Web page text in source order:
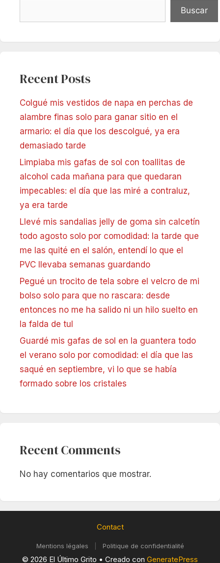
Buscar
Recent Posts
Colgué mis vestidos de napa en perchas de
alambre finas solo para ganar sitio en el
armario: el día que los descolgué, ya era
demasiado tarde
Limpiaba mis gafas de sol con toallitas de
alcohol cada mañana para que quedaran
impecables: el día que las miré a contraluz,
ya era tarde
Llevé mis sandalias jelly de goma sin calcetín
todo agosto solo por comodidad: la tarde que
me las quité en el salón, entendí lo que el
PVC llevaba semanas guardando
Pegué un trocito de tela sobre el velcro de mi
bolso solo para que no rascara: desde
entonces no me ha salido ni un hilo suelto en
la falda de tul
Guardé mis gafas de sol en la guantera todo
el verano solo por comodidad: el día que las
saqué en septiembre, vi lo que se había
formado sobre los cristales
Recent Comments
No hay comentarios que mostrar.
Contact
Mentions légales Politique de confidentialité
© 2026 El Último Grito • Creado con GeneratePress